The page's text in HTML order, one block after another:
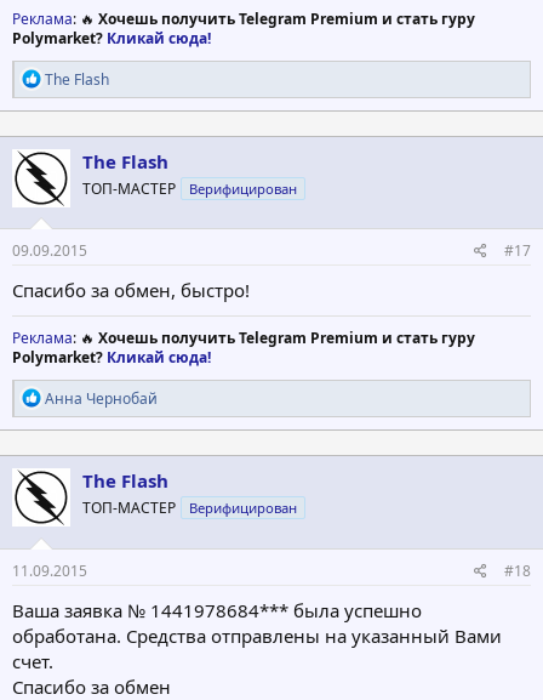
Реклама: 🔥 Хочешь получить Telegram Premium и стать гуру
Polymarket? Кликай сюда!
Р
е
а
к
ц
и
и
:
The Flash
The Flash
ТОП-МАСТЕР Верифицирован
09.09.2015 #17
Спасибо за обмен, быстро!
Реклама: 🔥 Хочешь получить Telegram Premium и стать гуру
Polymarket? Кликай сюда!
Р
е
а
к
ц
и
и
:
Анна Чернобай
The Flash
ТОП-МАСТЕР Верифицирован
11.09.2015 #18
Ваша заявка № 1441978684*** была успешно
обработана. Средства отправлены на указанный Вами
счет.
Cпасибо за обмен